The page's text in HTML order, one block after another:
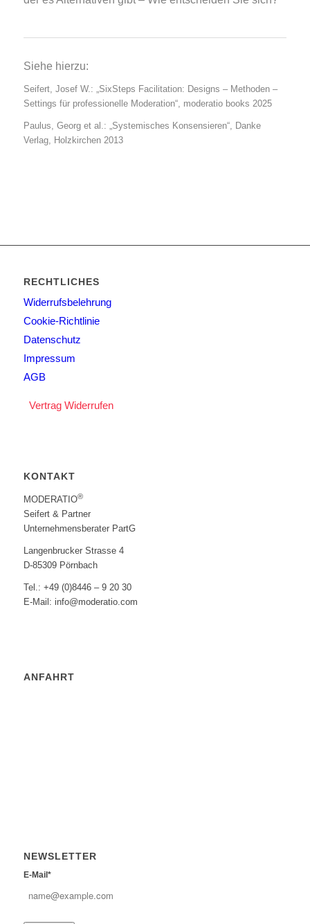
Siehe hierzu:
Seifert, Josef W.: „SixSteps Facilitation: Designs – Methoden –
Settings für professionelle Moderation“, moderatio books 2025
Paulus, Georg et al.: „Systemisches Konsensieren“, Danke
Verlag, Holzkirchen 2013
RECHTLICHES
Widerrufsbelehrung
Cookie-Richtlinie
Datenschutz
Impressum
AGB
Vertrag Widerrufen
KONTAKT
MODERATIO®
Seifert & Partner
Unternehmensberater PartG
Langenbrucker Strasse 4
D-85309 Pörnbach
Tel.: +49 (0)8446 – 9 20 30
E-Mail: info@moderatio.com
ANFAHRT
NEWSLETTER
E-Mail*